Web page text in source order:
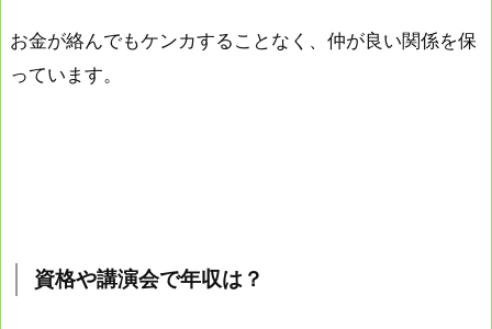
お金が絡んでもケンカすることなく、仲が良い関係を保
っています。
資格や講演会で年収は？